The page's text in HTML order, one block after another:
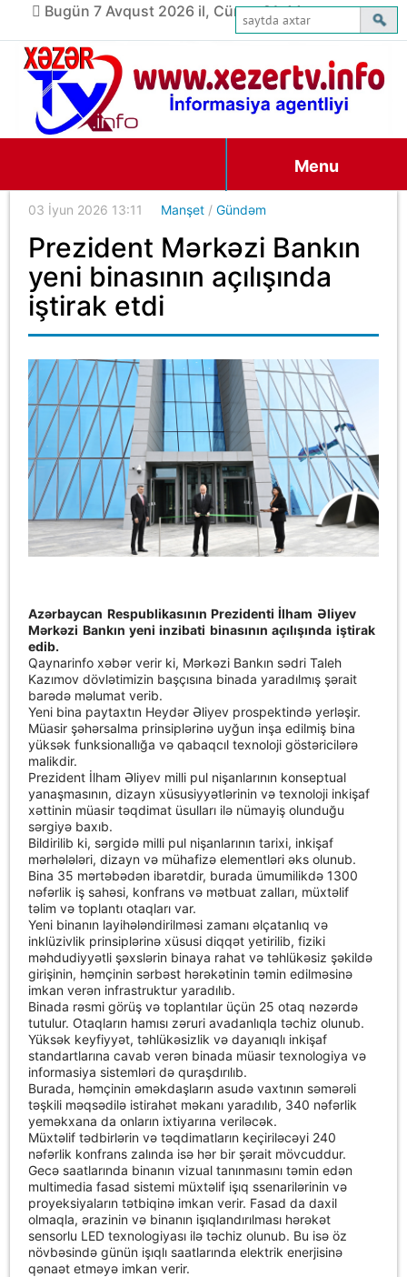
Bugün 7 Avqust 2026 il, Cümə, 21:44
Menu
03 İyun 2026 13:11 Manşet /Gündəm
Prezident Mərkəzi Bankın
yeni binasının açılışında
iştirak etdi
Azərbaycan Respublikasının Prezidenti İlham Əliyev
Mərkəzi Bankın yeni inzibati binasının açılışında iştirak
edib.
Qaynarinfo xəbər verir ki, Mərkəzi Bankın sədri Taleh
Kazımov dövlətimizin başçısına binada yaradılmış şərait
barədə məlumat verib.
Yeni bina paytaxtın Heydər Əliyev prospektində yerləşir.
Müasir şəhərsalma prinsiplərinə uyğun inşa edilmiş bina
yüksək funksionallığa və qabaqcıl texnoloji göstəricilərə
malikdir.
Prezident İlham Əliyev milli pul nişanlarının konseptual
yanaşmasının, dizayn xüsusiyyətlərinin və texnoloji inkişaf
xəttinin müasir təqdimat üsulları ilə nümayiş olunduğu
sərgiyə baxıb.
Bildirilib ki, sərgidə milli pul nişanlarının tarixi, inkişaf
mərhələləri, dizayn və mühafizə elementləri əks olunub.
Bina 35 mərtəbədən ibarətdir, burada ümumilikdə 1300
nəfərlik iş sahəsi, konfrans və mətbuat zalları, müxtəlif
təlim və toplantı otaqları var.
Yeni binanın layihələndirilməsi zamanı əlçatanlıq və
inklüzivlik prinsiplərinə xüsusi diqqət yetirilib, fiziki
məhdudiyyətli şəxslərin binaya rahat və təhlükəsiz şəkildə
girişinin, həmçinin sərbəst hərəkətinin təmin edilməsinə
imkan verən infrastruktur yaradılıb.
Binada rəsmi görüş və toplantılar üçün 25 otaq nəzərdə
tutulur. Otaqların hamısı zəruri avadanlıqla təchiz olunub.
Yüksək keyfiyyət, təhlükəsizlik və dayanıqlı inkişaf
standartlarına cavab verən binada müasir texnologiya və
informasiya sistemləri də quraşdırılıb.
Burada, həmçinin əməkdaşların asudə vaxtının səmərəli
təşkili məqsədilə istirahət məkanı yaradılıb, 340 nəfərlik
yeməkxana da onların ixtiyarına veriləcək.
Müxtəlif tədbirlərin və təqdimatların keçiriləcəyi 240
nəfərlik konfrans zalında isə hər bir şərait mövcuddur.
Gecə saatlarında binanın vizual tanınmasını təmin edən
multimedia fasad sistemi müxtəlif işıq ssenarilərinin və
proyeksiyaların tətbiqinə imkan verir. Fasad da daxil
olmaqla, ərazinin və binanın işıqlandırılması hərəkət
sensorlu LED texnologiyası ilə təchiz olunub. Bu isə öz
növbəsində günün işıqlı saatlarında elektrik enerjisinə
qənaət etməyə imkan verir.